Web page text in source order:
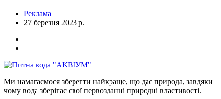
Реклама
27 березня 2023 р.
Ми намагаємося зберегти найкраще, що дає природа, завдяки
чому вода зберігає свої первозданні природні властивості.